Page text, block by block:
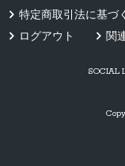
特定商取引法に基づ
ログアウト
関
SOCIAL